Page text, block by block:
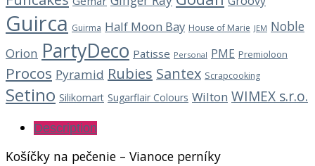
Guirca Guirma Half Moon Bay House of Marie JEM Noble
Orion PartyDeco Patisse Personal PME Premioloon
Procos Pyramid Rubies Santex Scrapcooking
Setino Silikomart Sugarflair Colours Wilton WIMEX s.r.o.
Description
Košíčky na pečenie – Vianoce perníky